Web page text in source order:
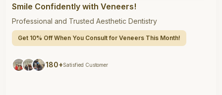
Smile Confidently with Veneers!
Professional and Trusted Aesthetic Dentistry
Get 10% Off When You Consult for Veneers This Month!
180+Satisfied Customer